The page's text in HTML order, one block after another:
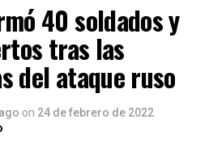
40 soldados y
tras las
del ataque ruso
on 24 de febrero de 2022